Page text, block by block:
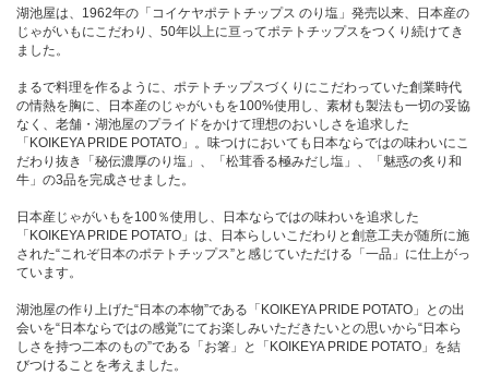
湖池屋は、1962年の「コイケヤポテトチップス のり塩」発売以来、日本産の
じゃがいもにこだわり、50年以上に亘ってポテトチップスをつくり続けてき
ました。
まるで料理を作るように、ポテトチップスづくりにこだわっていた創業時代
の情熱を胸に、日本産のじゃがいもを100%使用し、素材も製法も一切の妥協
なく、老舗・湖池屋のプライドをかけて理想のおいしさを追求した
「KOIKEYA PRIDE POTATO」。味つけにおいても日本ならではの味わいにこ
だわり抜き「秘伝濃厚のり塩」、「松茸香る極みだし塩」、「魅惑の炙り和
牛」の3品を完成させました。
日本産じゃがいもを100％使用し、日本ならではの味わいを追求した
「KOIKEYA PRIDE POTATO」は、日本らしいこだわりと創意工夫が随所に施
された“これぞ日本のポテトチップス”と感じていただける「一品」に仕上がっ
ています。
湖池屋の作り上げた“日本の本物”である「KOIKEYA PRIDE POTATO」との出
会いを“日本ならではの感覚”にてお楽しみいただきたいとの思いから“日本ら
しさを持つ二本のもの”である「お箸」と「KOIKEYA PRIDE POTATO」を結
びつけることを考えました。